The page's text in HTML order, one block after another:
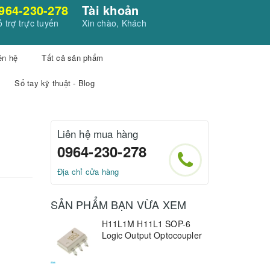
230-278
trợ trực tuyến
Tài khoản
Xin chào, Khách
hệ Tất cả sản phẩm
Sổ tay kỹ thuật - Blog
Liên hệ mua hàng
0964-230-278
Địa chỉ cửa hàng
SẢN PHẨM BẠN VỪA XEM
H11L1M H11L1 SOP-6
Logic Output Optocoupler